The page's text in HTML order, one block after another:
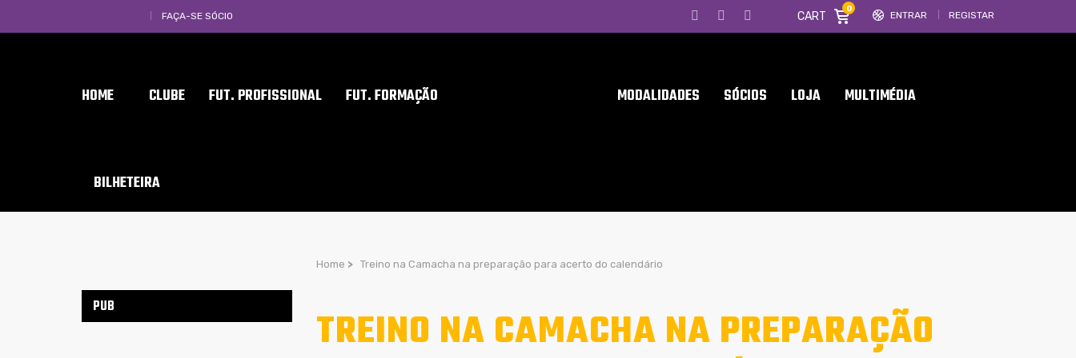
FAÇA-SE SÓCIO ENTRAR REGISTAR
CART
0
HOME CLUBE FUT. PROFISSIONAL FUT. FORMAÇÃO MODALIDADES SÓCIOS LOJA MULTIMÉDIA
BILHETEIRA
Home > Treino na Camacha na preparação para acerto do calendário
TREINO NA CAMACHA NA PREPARAÇÃO
PUB